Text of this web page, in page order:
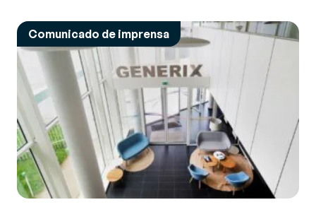
Comunicado de imprensa